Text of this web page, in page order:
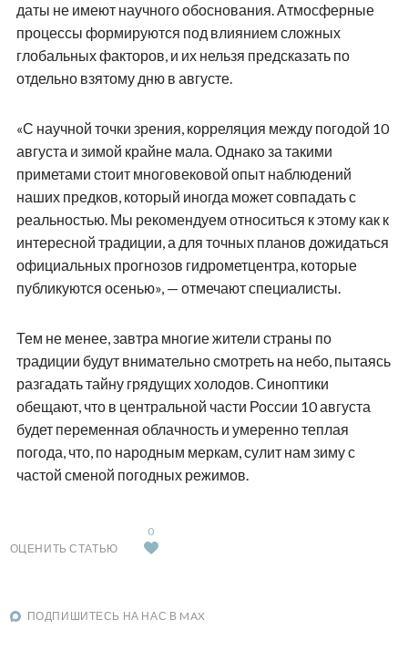
даты не имеют научного обоснования. Атмосферные
процессы формируются под влиянием сложных
глобальных факторов, и их нельзя предсказать по
отдельно взятому дню в августе.
«С научной точки зрения, корреляция между погодой 10
августа и зимой крайне мала. Однако за такими
приметами стоит многовековой опыт наблюдений
наших предков, который иногда может совпадать с
реальностью. Мы рекомендуем относиться к этому как к
интересной традиции, а для точных планов дожидаться
официальных прогнозов гидрометцентра, которые
публикуются осенью», — отмечают специалисты.
Тем не менее, завтра многие жители страны по
традиции будут внимательно смотреть на небо, пытаясь
разгадать тайну грядущих холодов. Синоптики
обещают, что в центральной части России 10 августа
будет переменная облачность и умеренно теплая
погода, что, по народным меркам, сулит нам зиму с
частой сменой погодных режимов.
ОЦЕНИТЬ СТАТЬЮ
0
ПОДПИШИТЕСЬ НА НАС В MAX